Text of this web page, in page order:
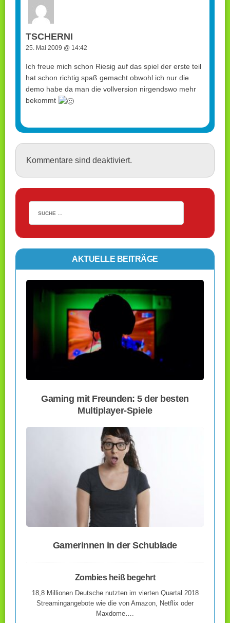
TSCHERNI
25. Mai 2009 @ 14:42
Ich freue mich schon Riesig auf das spiel der erste teil
hat schon richtig spaß gemacht obwohl ich nur die
demo habe da man die vollversion nirgendswo mehr
bekommt
Kommentare sind deaktiviert.
AKTUELLE BEITRÄGE
Gaming mit Freunden: 5 der besten
Multiplayer-Spiele
Gamerinnen in der Schublade
Zombies heiß begehrt
18,8 Millionen Deutsche nutzten im vierten Quartal 2018
Streamingangebote wie die von Amazon, Netflix oder
Maxdome….